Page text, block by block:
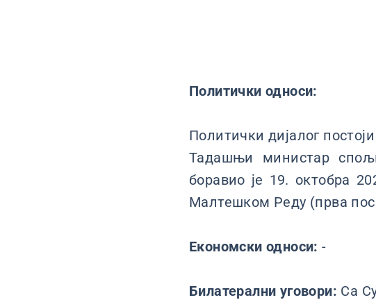
Политички односи:
Политички дијалог
Тадашњи министар
боравио је 19. октобра
Малтешком Реду (прва
Економски односи:-
Билатерални уговори: Са